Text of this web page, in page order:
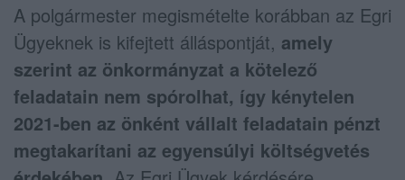
A polgármester megismételte korábban az Egri
Ügyeknek is kifejtett álláspontját, amely
szerint az önkormányzat a kötelező
feladatain nem spórolhat, így kénytelen
2021-ben az önként vállalt feladatain pénzt
megtakarítani az egyensúlyi költségvetés